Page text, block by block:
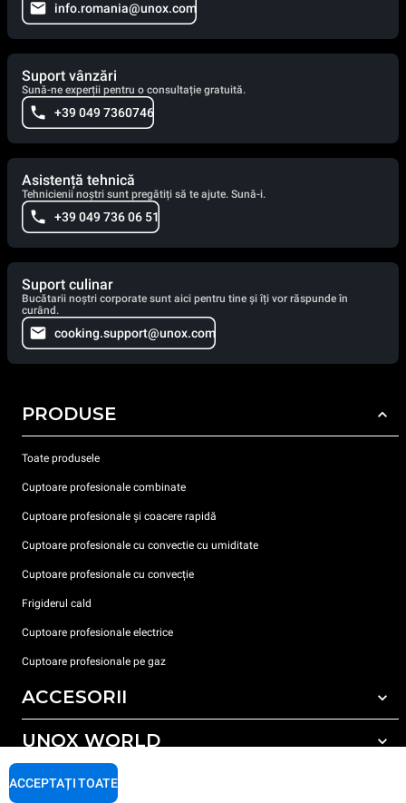
info.romania@unox.com
Suport vânzări
Sună-ne experții pentru o consultație gratuită.
+39 049 7360746
Asistență tehnică
Tehnicienii noștri sunt pregătiți să te ajute. Sună-i.
+39 049 736 06 51
Suport culinar
Bucătarii noștri corporate sunt aici pentru tine și îți vor răspunde în
curând.
cooking.support@unox.com
PRODUSE
Toate produsele
Cuptoare profesionale combinate
Cuptoare profesionale și coacere rapidă
Cuptoare profesionale cu convectie cu umiditate
Cuptoare profesionale cu convecție
Frigiderul cald
Cuptoare profesionale electrice
Cuptoare profesionale pe gaz
ACCESORII
Toate accesoriile
Detergent pentru spălarea automată
Detergent pentru spălarea manuală
UNOX WORLD
Sediile noastre în lume
SUPORT
ACCEPTAȚI TOATE